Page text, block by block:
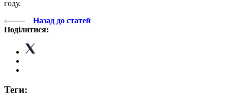
году.
Назад до статей
Поділитися:
Теги: